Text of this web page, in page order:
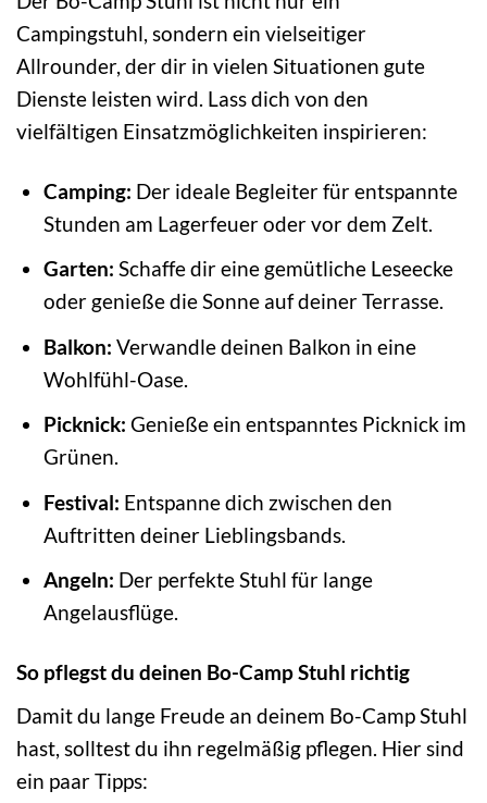
Campingstuhl, sondern ein vielseitiger
Allrounder, der dir in vielen Situationen gute
Dienste leisten wird. Lass dich von den
vielfältigen Einsatzmöglichkeiten inspirieren:
Camping: Der ideale Begleiter für entspannte
Stunden am Lagerfeuer oder vor dem Zelt.
Garten: Schaffe dir eine gemütliche Leseecke
oder genieße die Sonne auf deiner Terrasse.
Balkon: Verwandle deinen Balkon in eine
Wohlfühl-Oase.
Picknick: Genieße ein entspanntes Picknick im
Grünen.
Festival: Entspanne dich zwischen den
Auftritten deiner Lieblingsbands.
Angeln: Der perfekte Stuhl für lange
Angelausflüge.
So pflegst du deinen Bo-Camp Stuhl richtig
Damit du lange Freude an deinem Bo-Camp Stuhl
hast, solltest du ihn regelmäßig pflegen. Hier sind
ein paar Tipps: